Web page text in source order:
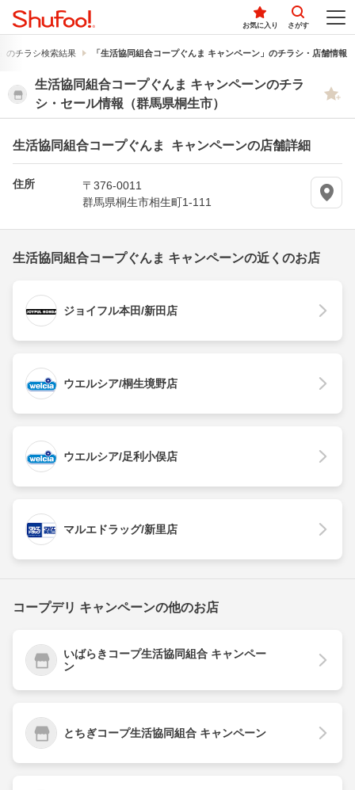
お気に入り さがす
のチラシ検索結果 「生活協同組合コープぐんま キャンペーン」のチラシ・店舗情報
生活協同組合コープぐんま キャンペーンのチラ
シ・セール情報（群馬県桐生市）
生活協同組合コープぐんま キャンペーンの店舗詳細
住所
〒376-0011
群馬県桐生市相生町1-111
生活協同組合コープぐんま キャンペーンの近くのお店
ジョイフル本田/新田店
ウエルシア/桐生境野店
ウエルシア/足利小俣店
マルエドラッグ/新里店
コープデリ キャンペーンの他のお店
いばらきコープ生活協同組合 キャンペー
ン
とちぎコープ生活協同組合 キャンペーン